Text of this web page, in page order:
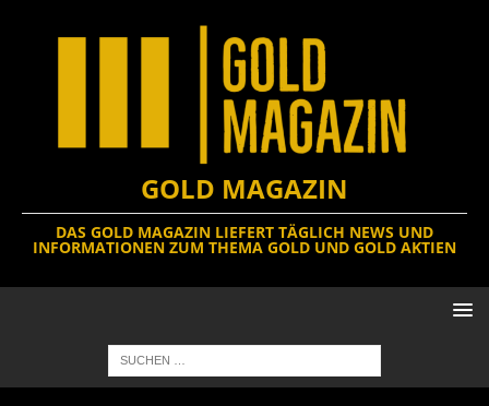
GOLD MAGAZIN
DAS GOLD MAGAZIN LIEFERT TÄGLICH NEWS UND
INFORMATIONEN ZUM THEMA GOLD UND GOLD AKTIEN